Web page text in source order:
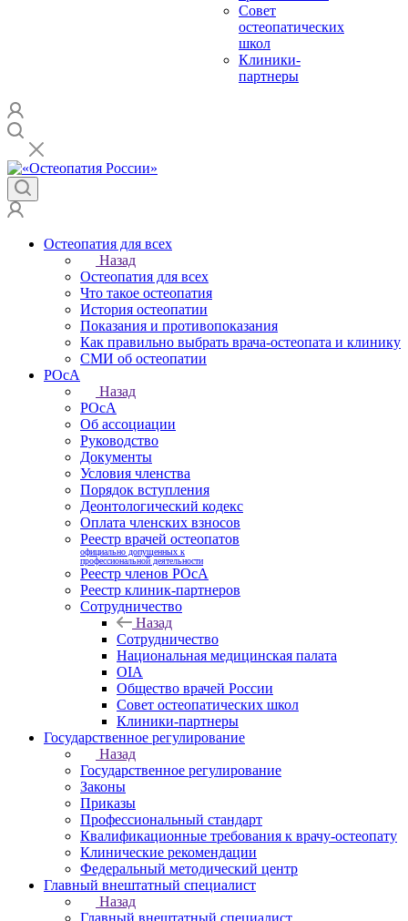
Совет
остеопатических
школ
Клиники-
партнеры
Остеопатия для всех
Назад
Остеопатия для всех
Что такое остеопатия
История остеопатии
Показания и противопоказания
Как правильно выбрать врача-остеопата и клинику
СМИ об остеопатии
РОсА
Назад
РОсА
Об ассоциации
Руководство
Документы
Условия членства
Порядок вступления
Деонтологический кодекс
Оплата членских взносов
Реестр врачей остеопатов
официально допущенных к
профессиональной деятельности
Реестр членов РОсА
Реестр клиник-партнеров
Сотрудничество
Назад
Сотрудничество
Национальная медицинская палата
OIA
Общество врачей России
Совет остеопатических школ
Клиники-партнеры
Государственное регулирование
Назад
Государственное регулирование
Законы
Приказы
Профессиональный стандарт
Квалификационные требования к врачу-остеопату
Клинические рекомендации
Федеральный методический центр
Главный внештатный специалист
Назад
Главный внештатный специалист